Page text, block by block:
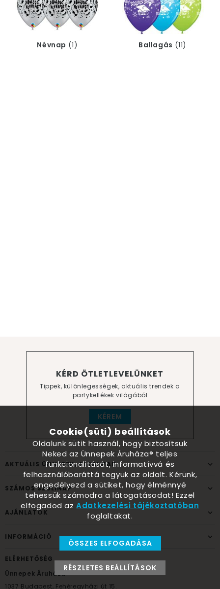
Névnap (1) Ballagás (11)
KÉRD ÖTLETLEVELÜNKET
Tippek, különlegességek, aktuális trendek a
partykellékek világából
KÉREM
AKTUÁLIS ÜNNEPEK, ALKALMAK
SZÁMOS SZÜLINAP
AJÁNLATOK
INFORMÁCIÓ
ELÉRHETŐSÉG
Ünnepek Áruháza
1037 Budapest, Fehéregyházi út 15.
Cookie(süti) beállítások
Oldalunk sütit használ, hogy biztosítsuk
Neked az Ünnepek Áruháza® teljes
funkcionalitását, informatívvá és
felhasználóbaráttá tegyük az oldalt. Kérünk,
engedélyezd a sütiket, hogy élménnyé
tehessük számodra a látogatásodat! Ezzel
elfogadod azAdatkezelési tájékoztatóban
foglaltakat.
ÖSSZES ELFOGADÁSA
RÉSZLETES BEÁLLÍTÁSOK